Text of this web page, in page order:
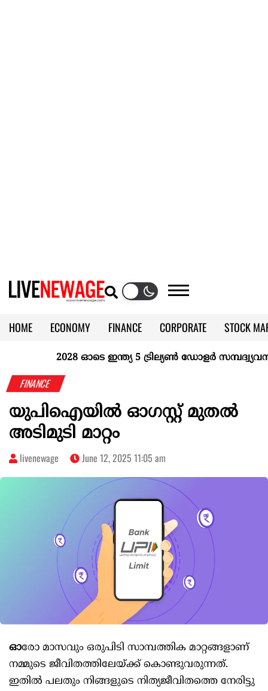
HOME ECONOMY FINANCE CORPORATE
STOCK
KERALA @70
2028 ഓടെ ഇന്ത്യ 5 ട്രില്യണ്‍ ഡോളര്‍
FINANCE
യുപിഐയില്‍ ഓഗസ്റ്റ് മുതല്‍
അടിമുടി മാറ്റം
livenewage June 12, 2025 11:05 am
ഓരോ മാസവും ഒരുപിടി സാമ്പത്തിക മാറ്റങ്ങളാണ്
നമ്മുടെ ജീവിതത്തിലേയ്ക്ക് കൊണ്ടുവരുന്നത്.
ഇതില്‍ പലതും നിങ്ങളുടെ നിത്യജീവിതത്തെ നേരിട്ടു